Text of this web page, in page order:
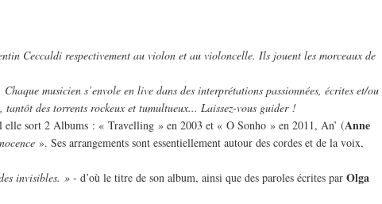
Ceccaldi respectivement au violon et au violoncelle. Ils jouent les morceaux de
musicien s’envole en live dans des interprétations passionnées, écrites et/ou
des torrents rockeux et tumultueux... Laissez-vous guider !
elle sort 2 Albums : « Travelling » en 2003 et « O Sonho » en 2011, An’ (Anne
». Ses arrangements sont essentiellement autour des cordes et de la voix,
invisibles. » - d’où le titre de son album, ainsi que des paroles écrites par Olga